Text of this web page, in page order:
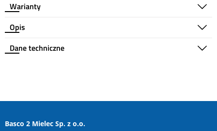
Warianty
Opis
Dane techniczne
Basco 2 Mielec Sp. z o.o.